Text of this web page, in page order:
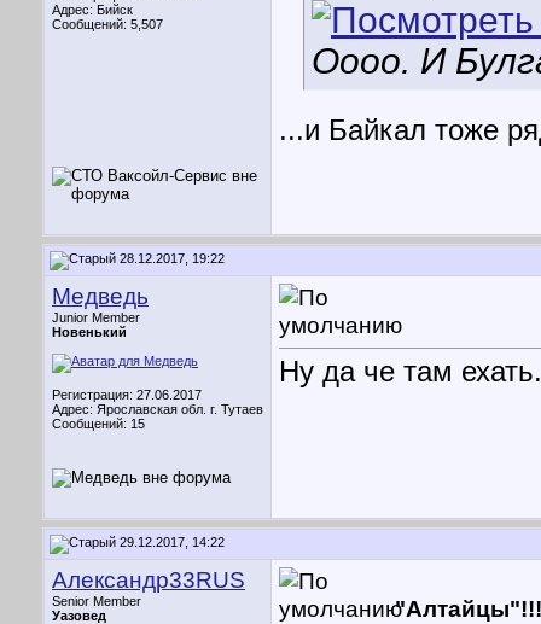
Адрес: Бийск
Сообщений: 5,507
Оооо. И
...и Байкал тоже
28.12.2017, 19:22
Медведь
Junior Member
Новенький
Регистрация: 27.06.2017
Адрес: Ярославская обл. г. Тутаев
Сообщений: 15
Ну да че там
29.12.2017, 14:22
Александр33RUS
Senior Member
Уазовед